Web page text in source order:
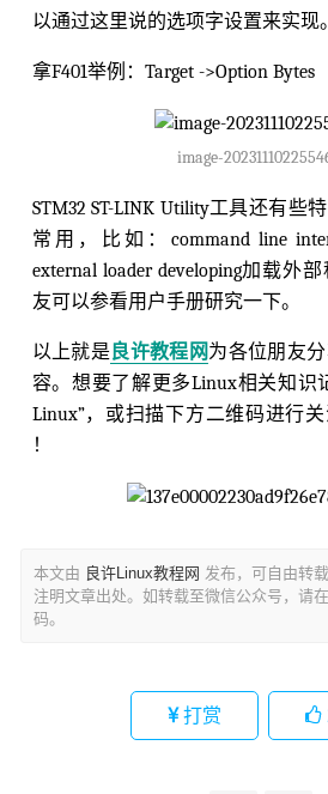
以通过这里说的选项字设置来实现。
拿F401举例：Target ->Option Bytes
image-
STM32 ST-LINK Utility工具还有些
常用，比如：command line
external loader developing加载外
友可以参看用户手册研究一下。
以上就是良许教程网为各位朋友
容。想要了解更多Linux相关知识
Linux”，或扫描下方二维码进行
！
本文由 良许Linux教程网 发布，可自由转
注明文章出处。如转载至微信公众号，请
码。
打赏